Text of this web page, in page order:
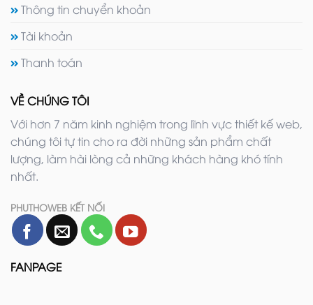
Thông tin chuyển khoản
Tài khoản
Thanh toán
VỀ CHÚNG TÔI
Với hơn 7 năm kinh nghiệm trong lĩnh vực thiết kế web,
chúng tôi tự tin cho ra đời những sản phẩm chất
lượng, làm hài lòng cả những khách hàng khó tính
nhất.
PHUTHOWEB KẾT NỐI
FANPAGE